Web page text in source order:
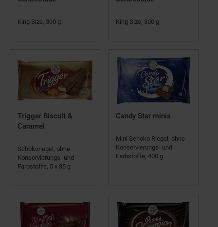
King Size, 300 g King Size, 300 g
Trigger Biscuit &
Caramel
Schokoriegel, ohne
Konservierungs- und
Farbstoffe, 5 x 85 g
Candy Star minis
Mini Schoko Riegel, ohne
Konservierungs- und
Farbstoffe, 400 g